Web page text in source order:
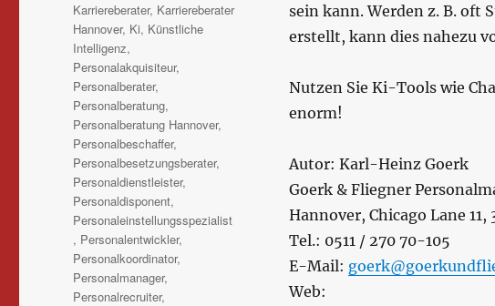
sein kann. Werden z. B. oft
erstellt, kann dies nahezu
Nutzen Sie Ki-Tools wie
enorm!
Autor: Karl-Heinz Goerk
Goerk & Fliegner
Hannover, Chicago Lane
Tel.: 0511 / 270 70-105
E-Mail:
Web:
Karriereberater, Karriereberater
Hannover, Ki, Künstliche
Intelligenz,
Personalakquisiteur,
Personalberater,
Personalberatung,
Personalberatung Hannover,
Personalbeschaffer,
Personalbesetzungsberater,
Personaldienstleister,
Personaldisponent,
Personaleinstellungsspezialist
, Personalentwickler,
Personalkoordinator,
Personalmanager,
Personalrecruiter,